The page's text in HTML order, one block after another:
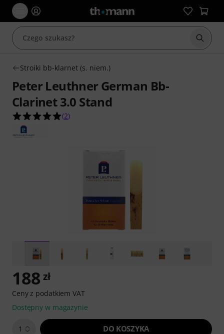
Stroiki bb-klarnet (s. niem.)
Peter Leuthner German Bb-
Clarinet 3.0 Stand
5.0 na 5 gwiazdek z 2 ocen klientów
(2)
188 zł
Ceny z podatkiem VAT
Dostępny w magazynie
1 DO KOSZYKA